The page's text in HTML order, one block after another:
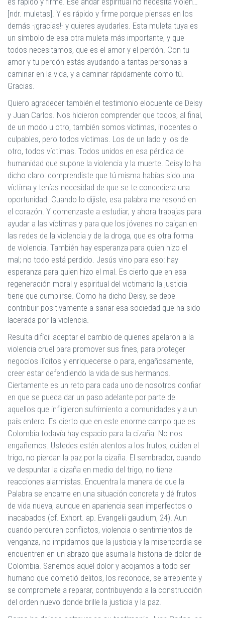
[ndr. muletas]. Y es rápido y firme porque piensas en los
demás -¡gracias!- y quieres ayudarles. Esta muleta tuya es
un símbolo de esa otra muleta más importante, y que
todos necesitamos, que es el amor y el perdón. Con tu
amor y tu perdón estás ayudando a tantas personas a
caminar en la vida, y a caminar rápidamente como tú.
Gracias.
Quiero agradecer también el testimonio elocuente de Deisy
y Juan Carlos. Nos hicieron comprender que todos, al final,
de un modo u otro, también somos víctimas, inocentes o
culpables, pero todos víctimas. Los de un lado y los de
otro, todos víctimas. Todos unidos en esa pérdida de
humanidad que supone la violencia y la muerte. Deisy lo ha
dicho claro: comprendiste que tú misma habías sido una
víctima y tenías necesidad de que se te concediera una
oportunidad. Cuando lo dijiste, esa palabra me resonó en
el corazón. Y comenzaste a estudiar, y ahora trabajas para
ayudar a las víctimas y para que los jóvenes no caigan en
las redes de la violencia y de la droga, que es otra forma
de violencia. También hay esperanza para quien hizo el
mal; no todo está perdido. Jesús vino para eso: hay
esperanza para quien hizo el mal. Es cierto que en esa
regeneración moral y espiritual del victimario la justicia
tiene que cumplirse. Como ha dicho Deisy, se debe
contribuir positivamente a sanar esa sociedad que ha sido
lacerada por la violencia.
Resulta difícil aceptar el cambio de quienes apelaron a la
violencia cruel para promover sus fines, para proteger
negocios ilícitos y enriquecerse o para, engañosamente,
creer estar defendiendo la vida de sus hermanos.
Ciertamente es un reto para cada uno de nosotros confiar
en que se pueda dar un paso adelante por parte de
aquellos que infligieron sufrimiento a comunidades y a un
país entero. Es cierto que en este enorme campo que es
Colombia todavía hay espacio para la cizaña. No nos
engañemos. Ustedes estén atentos a los frutos, cuiden el
trigo, no pierdan la paz por la cizaña. El sembrador, cuando
ve despuntar la cizaña en medio del trigo, no tiene
reacciones alarmistas. Encuentra la manera de que la
Palabra se encarne en una situación concreta y dé frutos
de vida nueva, aunque en apariencia sean imperfectos o
inacabados (cf. Exhort. ap. Evangelii gaudium, 24). Aun
cuando perduren conflictos, violencia o sentimientos de
venganza, no impidamos que la justicia y la misericordia se
encuentren en un abrazo que asuma la historia de dolor de
Colombia. Sanemos aquel dolor y acojamos a todo ser
humano que cometió delitos, los reconoce, se arrepiente y
se compromete a reparar, contribuyendo a la construcción
del orden nuevo donde brille la justicia y la paz.